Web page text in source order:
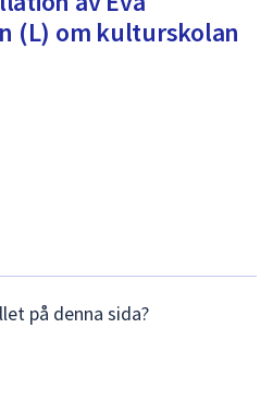
att
(L) om kulturskolan
på denna sida?